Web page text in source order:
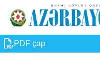
PDF çap